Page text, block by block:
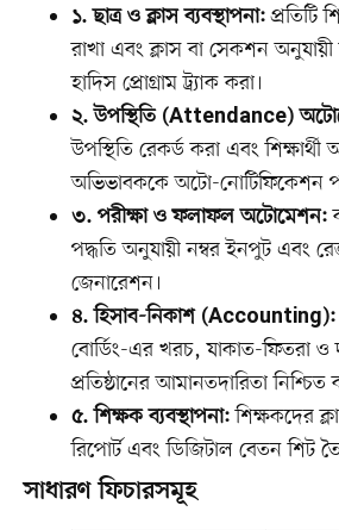
১. ছাত্র ও ক্লাস ব্যবস্থাপনা:প্রতিটি
রাখা এবং ক্লাস বা সেকশন
হাদিস প্রোগ্রাম ট্র্যাক করা।
২. উপস্থিতি (Attendance)
উপস্থিতি রেকর্ড করা এবং
অভিভাবককে অটো-নোটিফিকেশন
৩. পরীক্ষা ও ফলাফল অটোমেশন:
পদ্ধতি অনুযায়ী নম্বর ইনপুট এবং
জেনারেশন।
৪. হিসাব-নিকাশ (Accounting):
বোর্ডিং-এর খরচ, যাকাত-ফিতরা ও
প্রতিষ্ঠানের আমানতদারিতা নিশ্চিত
৫. শিক্ষক ব্যবস্থাপনা:শিক্ষকদের
রিপোর্ট এবং ডিজিটাল বেতন শিট
সাধারণ ফিচারসমূহ